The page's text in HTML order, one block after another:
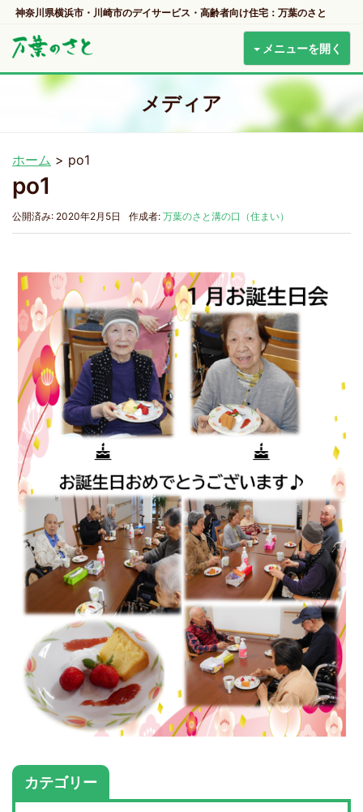
神奈川県横浜市・川崎市のデイサービス・高齢者向け住宅：万葉のさと
メニューを開く
メディア
ホーム > po1
po1
公開済み: 2020年2月5日 作成者: 万葉のさと溝の口（住まい）
カテゴリー